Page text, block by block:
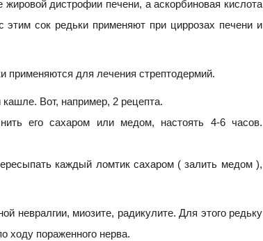
дистрофии печени, а аскорбиновая кислота
сок редьки применяют при циррозах печени и
применяются для лечения стрептодермий.
Вот, например, 2 рецепта.
его сахаром или медом, настоять 4-6 часов.
каждый ломтик сахаром ( залить медом ),
невралгии, миозите, радикулите. Для этого редьку
ходу пораженного нерва.